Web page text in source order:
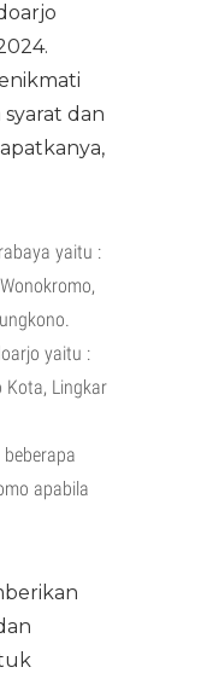
dan
yaitu :
yaitu :
Kota, Lingkar
apabila